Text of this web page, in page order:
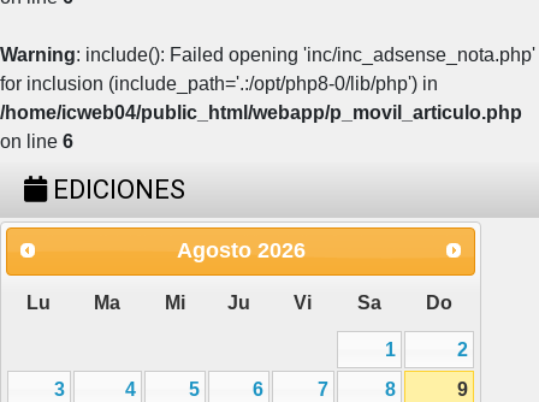
Warning: include(): Failed opening 'inc/inc_adsense_nota.php'
for inclusion (include_path='.:/opt/php8-0/lib/php') in
/home/icweb04/public_html/webapp/p_movil_articulo.php
on line 6
EDICIONES
Agosto 2026
Lu Ma Mi Ju Vi Sa Do
1
2
3
4 5 6 7 8
9